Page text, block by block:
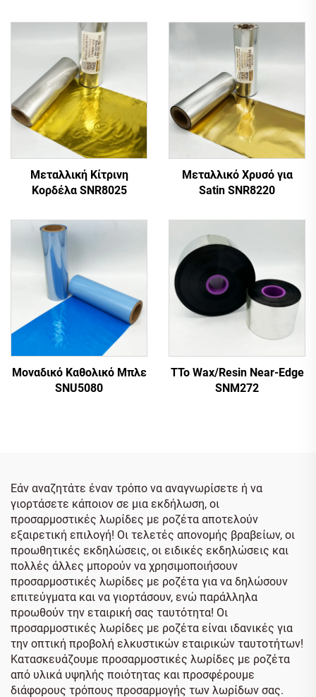
Μεταλλική Κίτρινη
Κορδέλα SNR8025
Μεταλλικό Χρυσό για
Satin SNR8220
Μοναδικό Καθολικό Μπλε
SNU5080
TTo Wax/Resin Near-Edge
SNM272
Εάν αναζητάτε έναν τρόπο να αναγνωρίσετε ή να
γιορτάσετε κάποιον σε μια εκδήλωση, οι
προσαρμοστικές λωρίδες με ροζέτα αποτελούν
εξαιρετική επιλογή! Οι τελετές απονομής βραβείων, οι
προωθητικές εκδηλώσεις, οι ειδικές εκδηλώσεις και
πολλές άλλες μπορούν να χρησιμοποιήσουν
προσαρμοστικές λωρίδες με ροζέτα για να δηλώσουν
επιτεύγματα και να γιορτάσουν, ενώ παράλληλα
προωθούν την εταιρική σας ταυτότητα! Οι
προσαρμοστικές λωρίδες με ροζέτα είναι ιδανικές για
την οπτική προβολή ελκυστικών εταιρικών ταυτοτήτων!
Κατασκευάζουμε προσαρμοστικές λωρίδες με ροζέτα
από υλικά υψηλής ποιότητας και προσφέρουμε
διάφορους τρόπους προσαρμογής των λωρίδων σας.